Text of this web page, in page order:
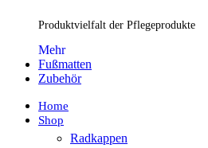
Produktvielfalt der Pflegeprodukte
Mehr
Fußmatten
Zubehör
Home
Shop
Radkappen